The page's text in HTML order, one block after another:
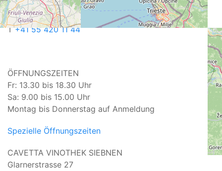
Churerstrasse 64
8808 Pfäffikon SZ
T+41 55 420 11 44
ÖFFNUNGSZEITEN
Fr: 13.30 bis 18.30 Uhr
Sa: 9.00 bis 15.00 Uhr
Montag bis Donnerstag auf Anmeldung
Spezielle Öffnungszeiten
CAVETTA VINOTHEK SIEBNEN
Glarnerstrasse 27